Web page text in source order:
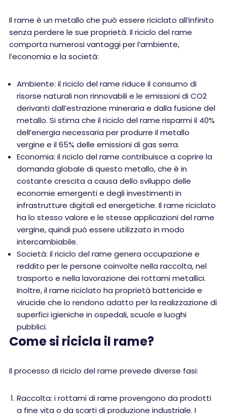
Il rame è un metallo che può essere riciclato all’infinito
senza perdere le sue proprietà. Il riciclo del rame
comporta numerosi vantaggi per l’ambiente,
l’economia e la società:
Ambiente: il riciclo del rame riduce il consumo di
risorse naturali non rinnovabili e le emissioni di CO2
derivanti dall’estrazione mineraria e dalla fusione del
metallo. Si stima che il riciclo del rame risparmi il 40%
dell’energia necessaria per produrre il metallo
vergine e il 65% delle emissioni di gas serra.
Economia: il riciclo del rame contribuisce a coprire la
domanda globale di questo metallo, che è in
costante crescita a causa dello sviluppo delle
economie emergenti e degli investimenti in
infrastrutture digitali ed energetiche. Il rame riciclato
ha lo stesso valore e le stesse applicazioni del rame
vergine, quindi può essere utilizzato in modo
intercambiabile.
Società: il riciclo del rame genera occupazione e
reddito per le persone coinvolte nella raccolta, nel
trasporto e nella lavorazione dei rottami metallici.
Inoltre, il rame riciclato ha proprietà battericide e
virucide che lo rendono adatto per la realizzazione di
superfici igieniche in ospedali, scuole e luoghi
pubblici.
Come si ricicla il rame?
Il processo di riciclo del rame prevede diverse fasi:
Raccolta: i rottami di rame provengono da prodotti
a fine vita o da scarti di produzione industriale. I